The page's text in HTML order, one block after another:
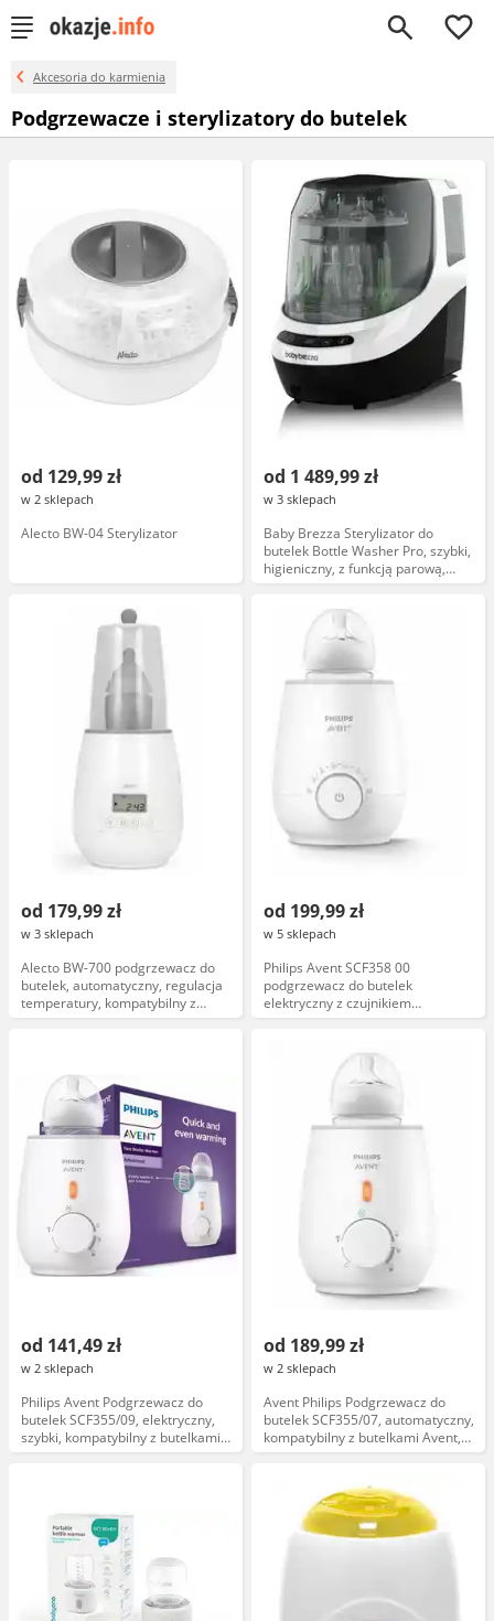
0
Akcesoria do karmienia
Podgrzewacze i sterylizatory do butelek
od 129,99 zł
w 2 sklepach
Alecto BW-04 Sterylizator
od 1 489,99 zł
w 3 sklepach
Baby Brezza Sterylizator do
butelek Bottle Washer Pro, szybki,
higieniczny, z funkcją parową,
kompatybilny z różnymi
od 179,99 zł
w 3 sklepach
Alecto BW-700 podgrzewacz do
butelek, automatyczny, regulacja
temperatury, kompatybilny z
butelkami 150-330 ml
od 199,99 zł
w 5 sklepach
Philips Avent SCF358 00
podgrzewacz do butelek
elektryczny z czujnikiem
temperatury
od 141,49 zł
w 2 sklepach
Philips Avent Podgrzewacz do
butelek SCF355/09, elektryczny,
szybki, kompatybilny z butelkami
Avent
od 189,99 zł
w 2 sklepach
Avent Philips Podgrzewacz do
butelek SCF355/07, automatyczny,
kompatybilny z butelkami Avent,
szybkie podgrzewanie, regulacja